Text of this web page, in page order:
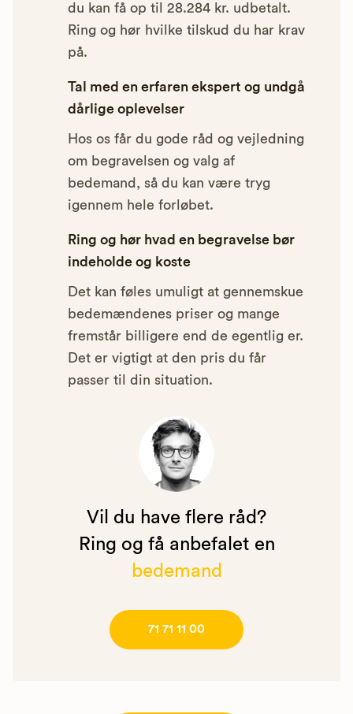
du kan få op til 28.284 kr. udbetalt.
Ring og hør hvilke tilskud du har krav
på.
Tal med en erfaren ekspert og undgå
dårlige oplevelser
Hos os får du gode råd og vejledning
om begravelsen og valg af
bedemand, så du kan være tryg
igennem hele forløbet.
Ring og hør hvad en begravelse bør
indeholde og koste
Det kan føles umuligt at gennemskue
bedemændenes priser og mange
fremstår billigere end de egentlig er.
Det er vigtigt at den pris du får
passer til din situation.
Vil du have flere råd?
Ring og få anbefalet en
bedemand
71 71 11 00